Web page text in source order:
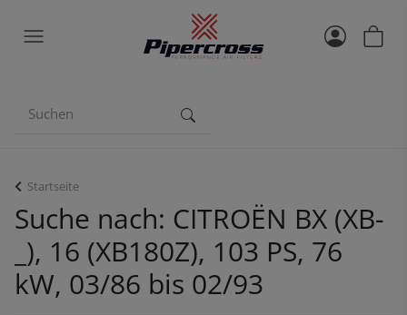
Startseite
Suche nach: CITROËN BX (XB-
_), 16 (XB180Z), 103 PS, 76
kW, 03/86 bis 02/93